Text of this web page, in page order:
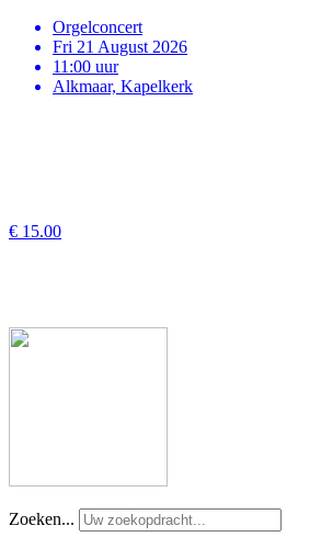
Orgelconcert
Fri 21 August 2026
11:00 uur
Alkmaar, Kapelkerk
€ 15.00
Zoeken...